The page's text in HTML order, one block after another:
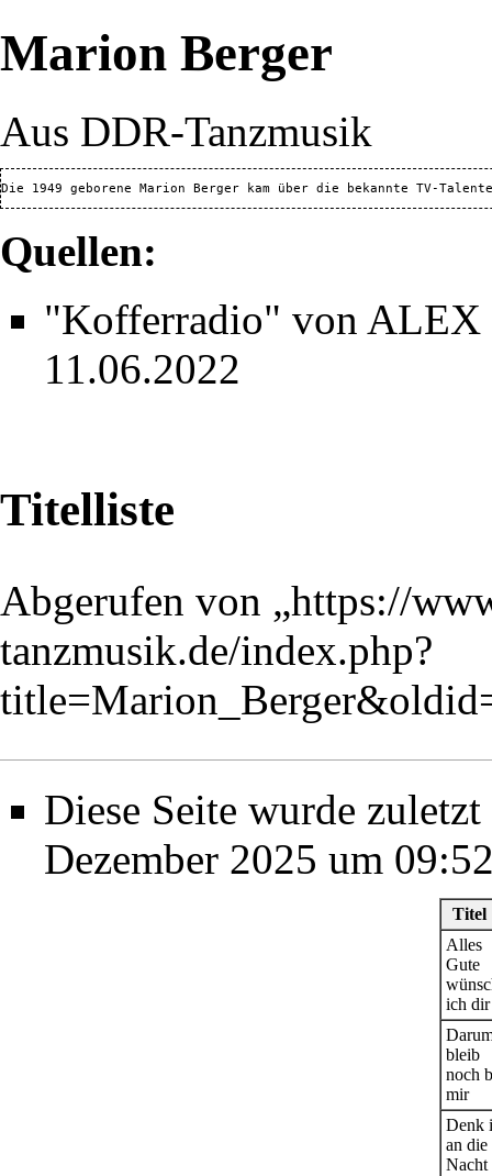
Marion Berger
Aus DDR-Tanzmusik
Quellen:
"Kofferradio" von ALEX
11.06.2022
Titelliste
Titel
Alles
Gute
ich dir
bleib
noch
mir
Denk
an die
Nacht
Abgerufen von „https://
tanzmusik.de/index.php?
Diese Seite wurde zuletzt
Dezember 2025 um